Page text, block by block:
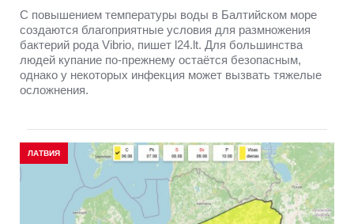
С повышением температуры воды в Балтийском море
создаются благоприятные условия для размножения
бактерий рода Vibrio, пишет l24.lt. Для большинства
людей купание по-прежнему остаётся безопасным,
однако у некоторых инфекция может вызвать тяжелые
осложнения.
ЛАТВИЯ